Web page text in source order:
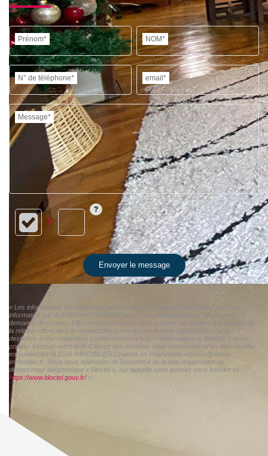
Prénom* NOM*
N° de téléphone* email*
Message*
Envoyer le message
« Les informations recueillies sur ce formulaire sont enregistrées dans un fichier
informatisé par ALESIA IMMOBILIER Chalons en champagne pour gérer votre
demande de contact. Elles sont conservées pour la durée nécessaire à la gestion de
la relation client dans le respect des prescriptions légales applicables et sont
destinées à nos conseillers Conformément à la loi « informatique et libertés », vous
pouvez exercer votre droit d'accès aux données vous concernant et les faire rectifier
en contactant ALESIA IMMOBILIER Chalons en champagne agence@alesia-
immobilier.fr. Nous vous informons de l'existence de la liste d'opposition au
démarchage téléphonique « Bloctel », sur laquelle vous pouvez vous inscrire ici :
https://www.bloctel.gouv.fr/»